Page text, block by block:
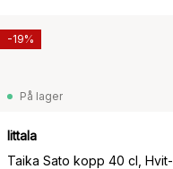
På lager
Iittala
Taika Sato kopp 40 cl, Hvit-
-19%